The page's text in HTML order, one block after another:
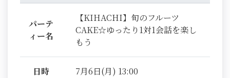
パーテ
ィー名
【KIHACHI】旬のフルーツ
CAKE☆ゆったり1対1会話を楽し
もう
日時 7月6日(月) 13:00